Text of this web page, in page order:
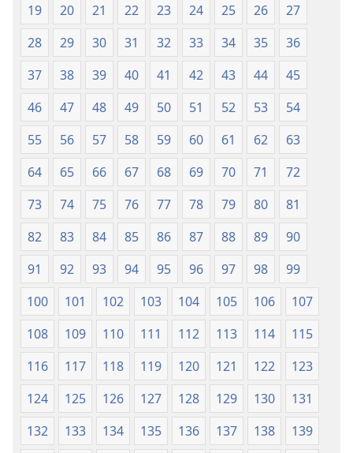
Mpa
(Kubasika
ya
2015)
Mpa
(Kubasika
ya
2015)
19
20 21 22 23 24 25 26
27
28
29 30 31 32 33 34 35
36
37
38 39 40 41 42 43 44
45
46
47 48 49 50 51 52 53
54
55
56 57 58 59 60 61 62
63
64
65 66 67 68 69 70 71
72
73
74 75 76 77 78 79 80
81
82
83 84 85 86 87 88 89
90
91
92 93 94 95 96 97 98
99
100
101 102 103 104 105 106
107
108
109 110 111 112 113 114
115
116
117 118 119 120 121 122
123
124
125 126 127 128 129 130
131
132
133 134 135 136 137 138
139